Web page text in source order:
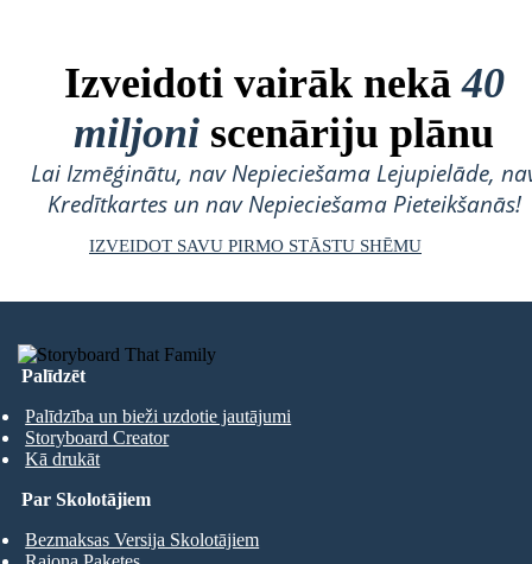
Izveidoti vairāk nekā40
miljoni scenāriju plānu
Lai Izmēģinātu, nav Nepieciešama Lejupielāde,
Kredītkartes un nav Nepieciešama Pieteikšanās!
IZVEIDOT SAVU PIRMO STĀSTU SHĒMU
Palīdzēt
Palīdzība un bieži uzdotie jautājumi
Storyboard Creator
Kā drukāt
Par Skolotājiem
Bezmaksas Versija Skolotājiem